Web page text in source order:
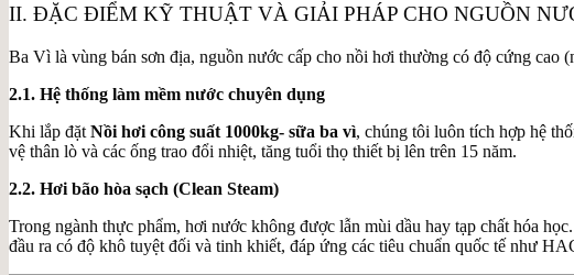
II. ĐẶC ĐIỂM KỸ THUẬT VÀ GIẢI PHÁP CHO NGUỒN
Ba Vì là vùng bán sơn địa, nguồn nước cấp cho nồi hơi thường có độ cứng
2.1. Hệ thống làm mềm nước chuyên dụng
Khi lắp đặt Nồi hơi công suất 1000kg- sữa ba vì, chúng tôi luôn tích hợp hệ
vệ thân lò và các ống trao đổi nhiệt, tăng tuổi thọ thiết bị lên trên 15 năm.
2.2. Hơi bão hòa sạch (Clean Steam)
Trong ngành thực phẩm, hơi nước không được lẫn mùi dầu hay tạp chất hóa
đầu ra có độ khô tuyệt đối và tinh khiết, đáp ứng các tiêu chuẩn quốc tế như